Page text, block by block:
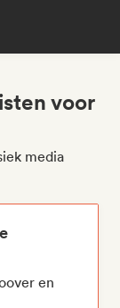
voor
media
en